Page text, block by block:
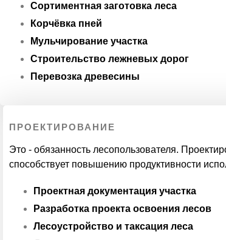
Сортиментная заготовка леса
Корчёвка пней
Мульчирование участка
Строительство лежневых дорог
Перевозка древесины
ПРОЕКТИРОВАНИЕ
Это - обязанность лесопользователя.
способствует повышению продуктивности
Проектная документация участка
Разработка проекта освоения лесов
Лесоустройство и таксация леса